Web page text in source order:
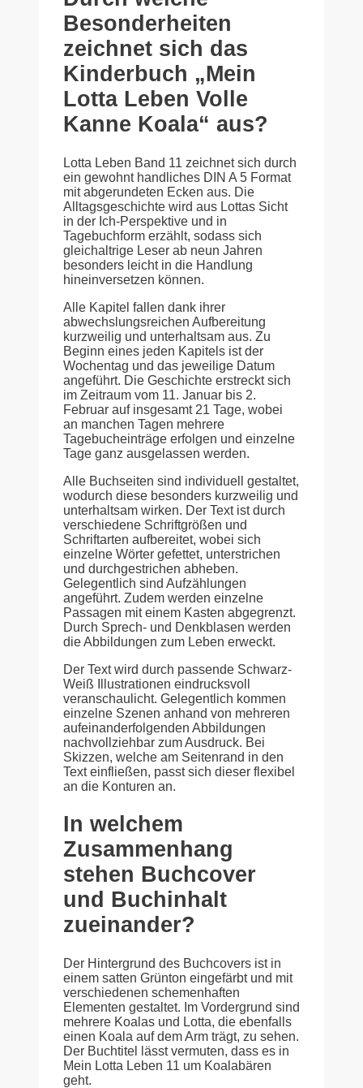
Besonderheiten
zeichnet sich das
Kinderbuch „Mein
Lotta Leben Volle
Kanne Koala“ aus?
Lotta Leben Band 11 zeichnet sich durch
ein gewohnt handliches DIN A 5 Format
mit abgerundeten Ecken aus. Die
Alltagsgeschichte wird aus Lottas Sicht
in der Ich-Perspektive und in
Tagebuchform erzählt, sodass sich
gleichaltrige Leser ab neun Jahren
besonders leicht in die Handlung
hineinversetzen können.
Alle Kapitel fallen dank ihrer
abwechslungsreichen Aufbereitung
kurzweilig und unterhaltsam aus. Zu
Beginn eines jeden Kapitels ist der
Wochentag und das jeweilige Datum
angeführt. Die Geschichte erstreckt sich
im Zeitraum vom 11. Januar bis 2.
Februar auf insgesamt 21 Tage, wobei
an manchen Tagen mehrere
Tagebucheinträge erfolgen und einzelne
Tage ganz ausgelassen werden.
Alle Buchseiten sind individuell gestaltet,
wodurch diese besonders kurzweilig und
unterhaltsam wirken. Der Text ist durch
verschiedene Schriftgrößen und
Schriftarten aufbereitet, wobei sich
einzelne Wörter gefettet, unterstrichen
und durchgestrichen abheben.
Gelegentlich sind Aufzählungen
angeführt. Zudem werden einzelne
Passagen mit einem Kasten abgegrenzt.
Durch Sprech- und Denkblasen werden
die Abbildungen zum Leben erweckt.
Der Text wird durch passende Schwarz-
Weiß Illustrationen eindrucksvoll
veranschaulicht. Gelegentlich kommen
einzelne Szenen anhand von mehreren
aufeinanderfolgenden Abbildungen
nachvollziehbar zum Ausdruck. Bei
Skizzen, welche am Seitenrand in den
Text einfließen, passt sich dieser flexibel
an die Konturen an.
In welchem
Zusammenhang
stehen Buchcover
und Buchinhalt
zueinander?
Der Hintergrund des Buchcovers ist in
einem satten Grünton eingefärbt und mit
verschiedenen schemenhaften
Elementen gestaltet. Im Vordergrund sind
mehrere Koalas und Lotta, die ebenfalls
einen Koala auf dem Arm trägt, zu sehen.
Der Buchtitel lässt vermuten, dass es in
Mein Lotta Leben 11 um Koalabären
geht.